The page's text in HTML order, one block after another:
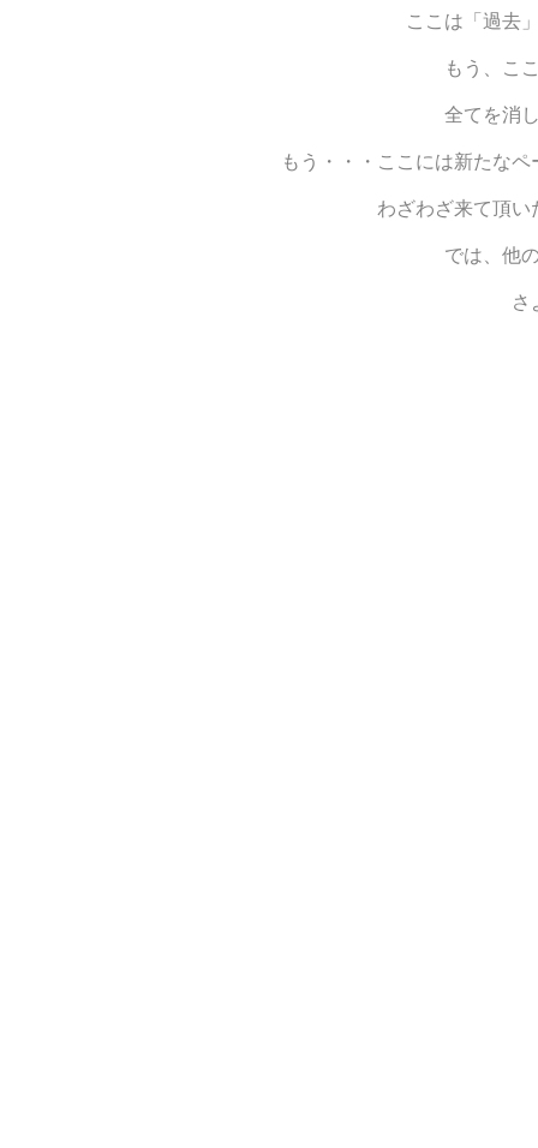
ここは「過去
もう、こ
全てを消
もう・・・ここには新たな
わざわざ来て頂
では、他
さ